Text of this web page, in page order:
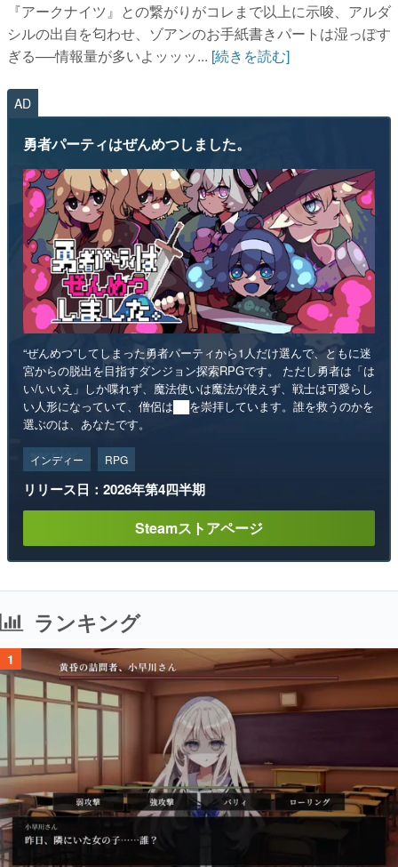
『アークナイツ』との繋がりがコレまで以上に示唆、アルダ
シルの出自を匂わせ、ゾアンのお手紙書きパートは湿っぽす
ぎる──情報量が多いよッッッ... [続きを読む]
AD
勇者パーティはぜんめつしました。
“ぜんめつ”してしまった勇者パーティから1人だけ選んで、ともに迷
宮からの脱出を目指すダンジョン探索RPGです。 ただし勇者は「は
い/いいえ」しか喋れず、魔法使いは魔法が使えず、戦士は可愛らし
い人形になっていて、僧侶は██を崇拝しています。誰を救うのかを
選ぶのは、あなたです。
インディー RPG
リリース日：2026年第4四半期
Steamストアページ
ランキング
1